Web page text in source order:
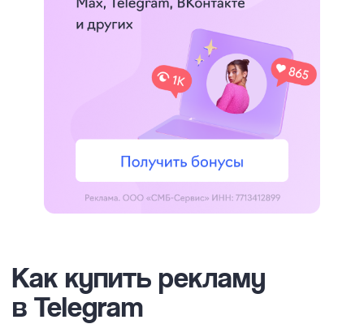
Как купить рекламу
в Telegram